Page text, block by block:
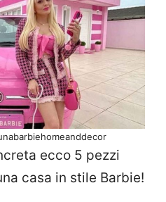
ecco 5 pezzi
casa in stile Barbie!